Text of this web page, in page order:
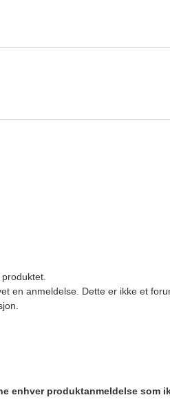
en anmeldelse. Dette er ikke et
enhver produktanmeldelse som